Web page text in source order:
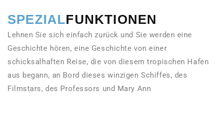
SPEZIALFUNKTIONEN
Lehnen Sie sich einfach zurück und Sie werden eine
Geschichte hören, eine Geschichte von einer
schicksalhaften Reise, die von diesem tropischen Hafen
aus begann, an Bord dieses winzigen Schiffes, des
Filmstars, des Professors und Mary Ann